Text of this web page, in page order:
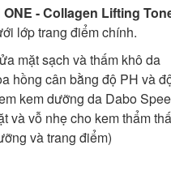
- Collagen Lifting
lớp trang điểm chính.
mặt sạch và thấm khô da
hồng cân bằng độ PH và
kem dưỡng da Dabo
và vỗ nhẹ cho kem thẩm
và trang điểm)